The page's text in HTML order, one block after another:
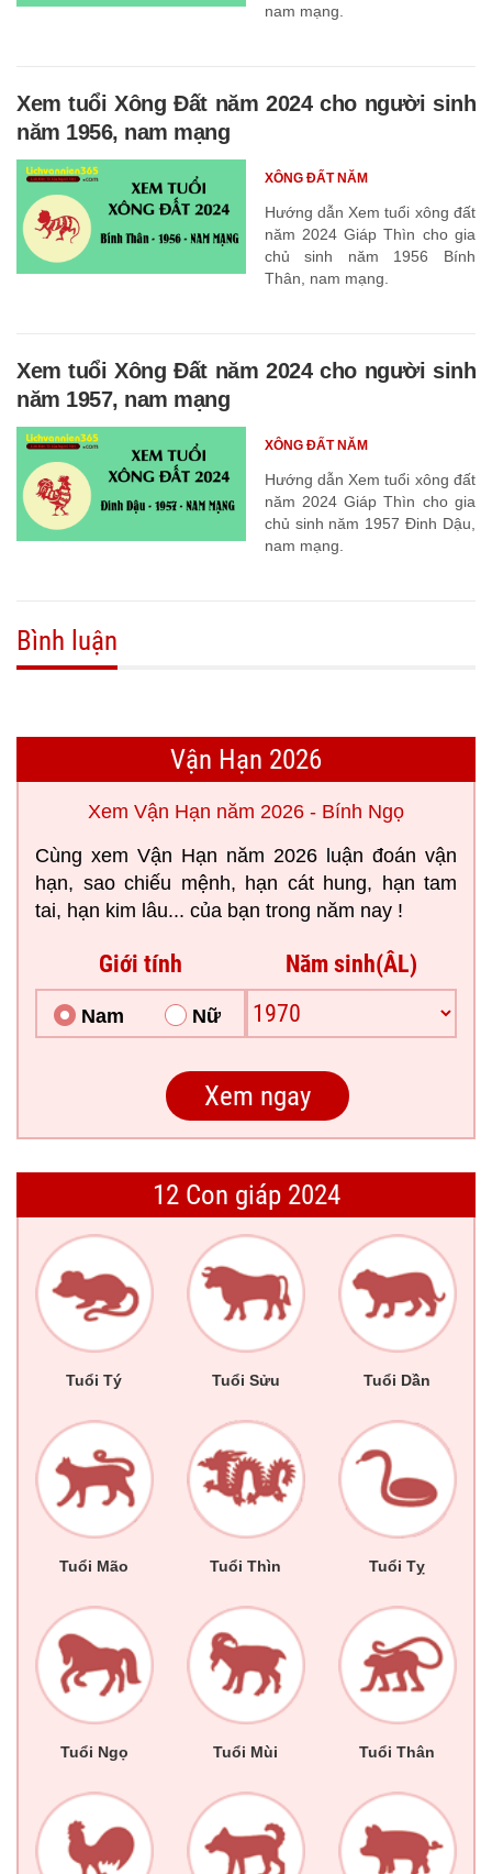
nam mạng.
Xem tuổi Xông Đất năm 2024 cho người sinh
năm 1956, nam mạng
Hướng dẫn Xem tuổi xông đất
năm 2024 Giáp Thìn cho gia
chủ sinh năm 1956 Bính
Thân, nam mạng.
XÔNG ĐẤT NĂM
Xem tuổi Xông Đất năm 2024 cho người sinh
năm 1957, nam mạng
Hướng dẫn Xem tuổi xông đất
năm 2024 Giáp Thìn cho gia
chủ sinh năm 1957 Đinh Dậu,
nam mạng.
XÔNG ĐẤT NĂM
Bình luận
Vận Hạn 2026
Xem Vận Hạn năm 2026 - Bính Ngọ
Cùng xem Vận Hạn năm 2026 luận đoán vận
hạn, sao chiếu mệnh, hạn cát hung, hạn tam
tai, hạn kim lâu... của bạn trong năm nay !
Giới tính
Nam Nữ
Năm sinh(ÂL)
12 Con giáp 2024
Tuổi Tý Tuổi Sửu Tuổi Dần
Tuổi Mão Tuổi Thìn Tuổi Tỵ
Tuổi Ngọ Tuổi Mùi Tuổi Thân